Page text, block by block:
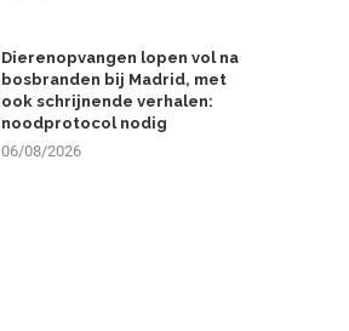
Dierenopvangen lopen vol na
bosbranden bij Madrid, met
ook schrijnende verhalen:
noodprotocol nodig
06/08/2026